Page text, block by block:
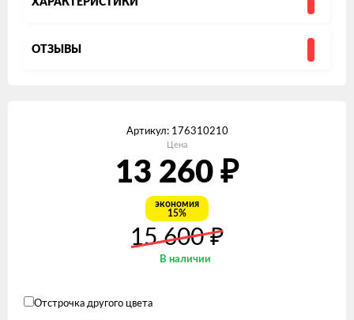
ХАРАКТЕРИСТИКИ
ОТЗЫВЫ
Артикул: 176310210
Цена
13 260 ₽
экономия
15%
15 600₽
В наличии
Отстрочка другого цвета